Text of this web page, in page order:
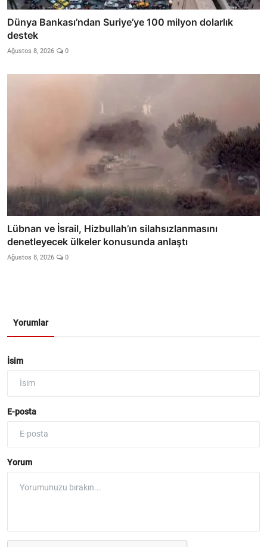
Dünya Bankası’ndan Suriye’ye 100 milyon dolarlık
destek
Ağustos 8, 2026 0
Lübnan ve İsrail, Hizbullah’ın silahsızlanmasını
denetleyecek ülkeler konusunda anlaştı
Ağustos 8, 2026 0
Yorumlar
İsim
E-posta
Yorum